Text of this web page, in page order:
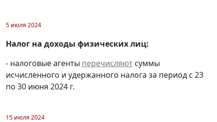
5 июля 2024
Налог на доходы физических лиц:
- налоговые агенты перечисляют суммы
исчисленного и удержанного налога за период с 23
по 30 июня 2024 г.
15 июля 2024